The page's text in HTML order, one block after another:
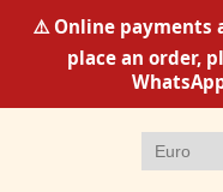
⚠️ Online payments
place an order,